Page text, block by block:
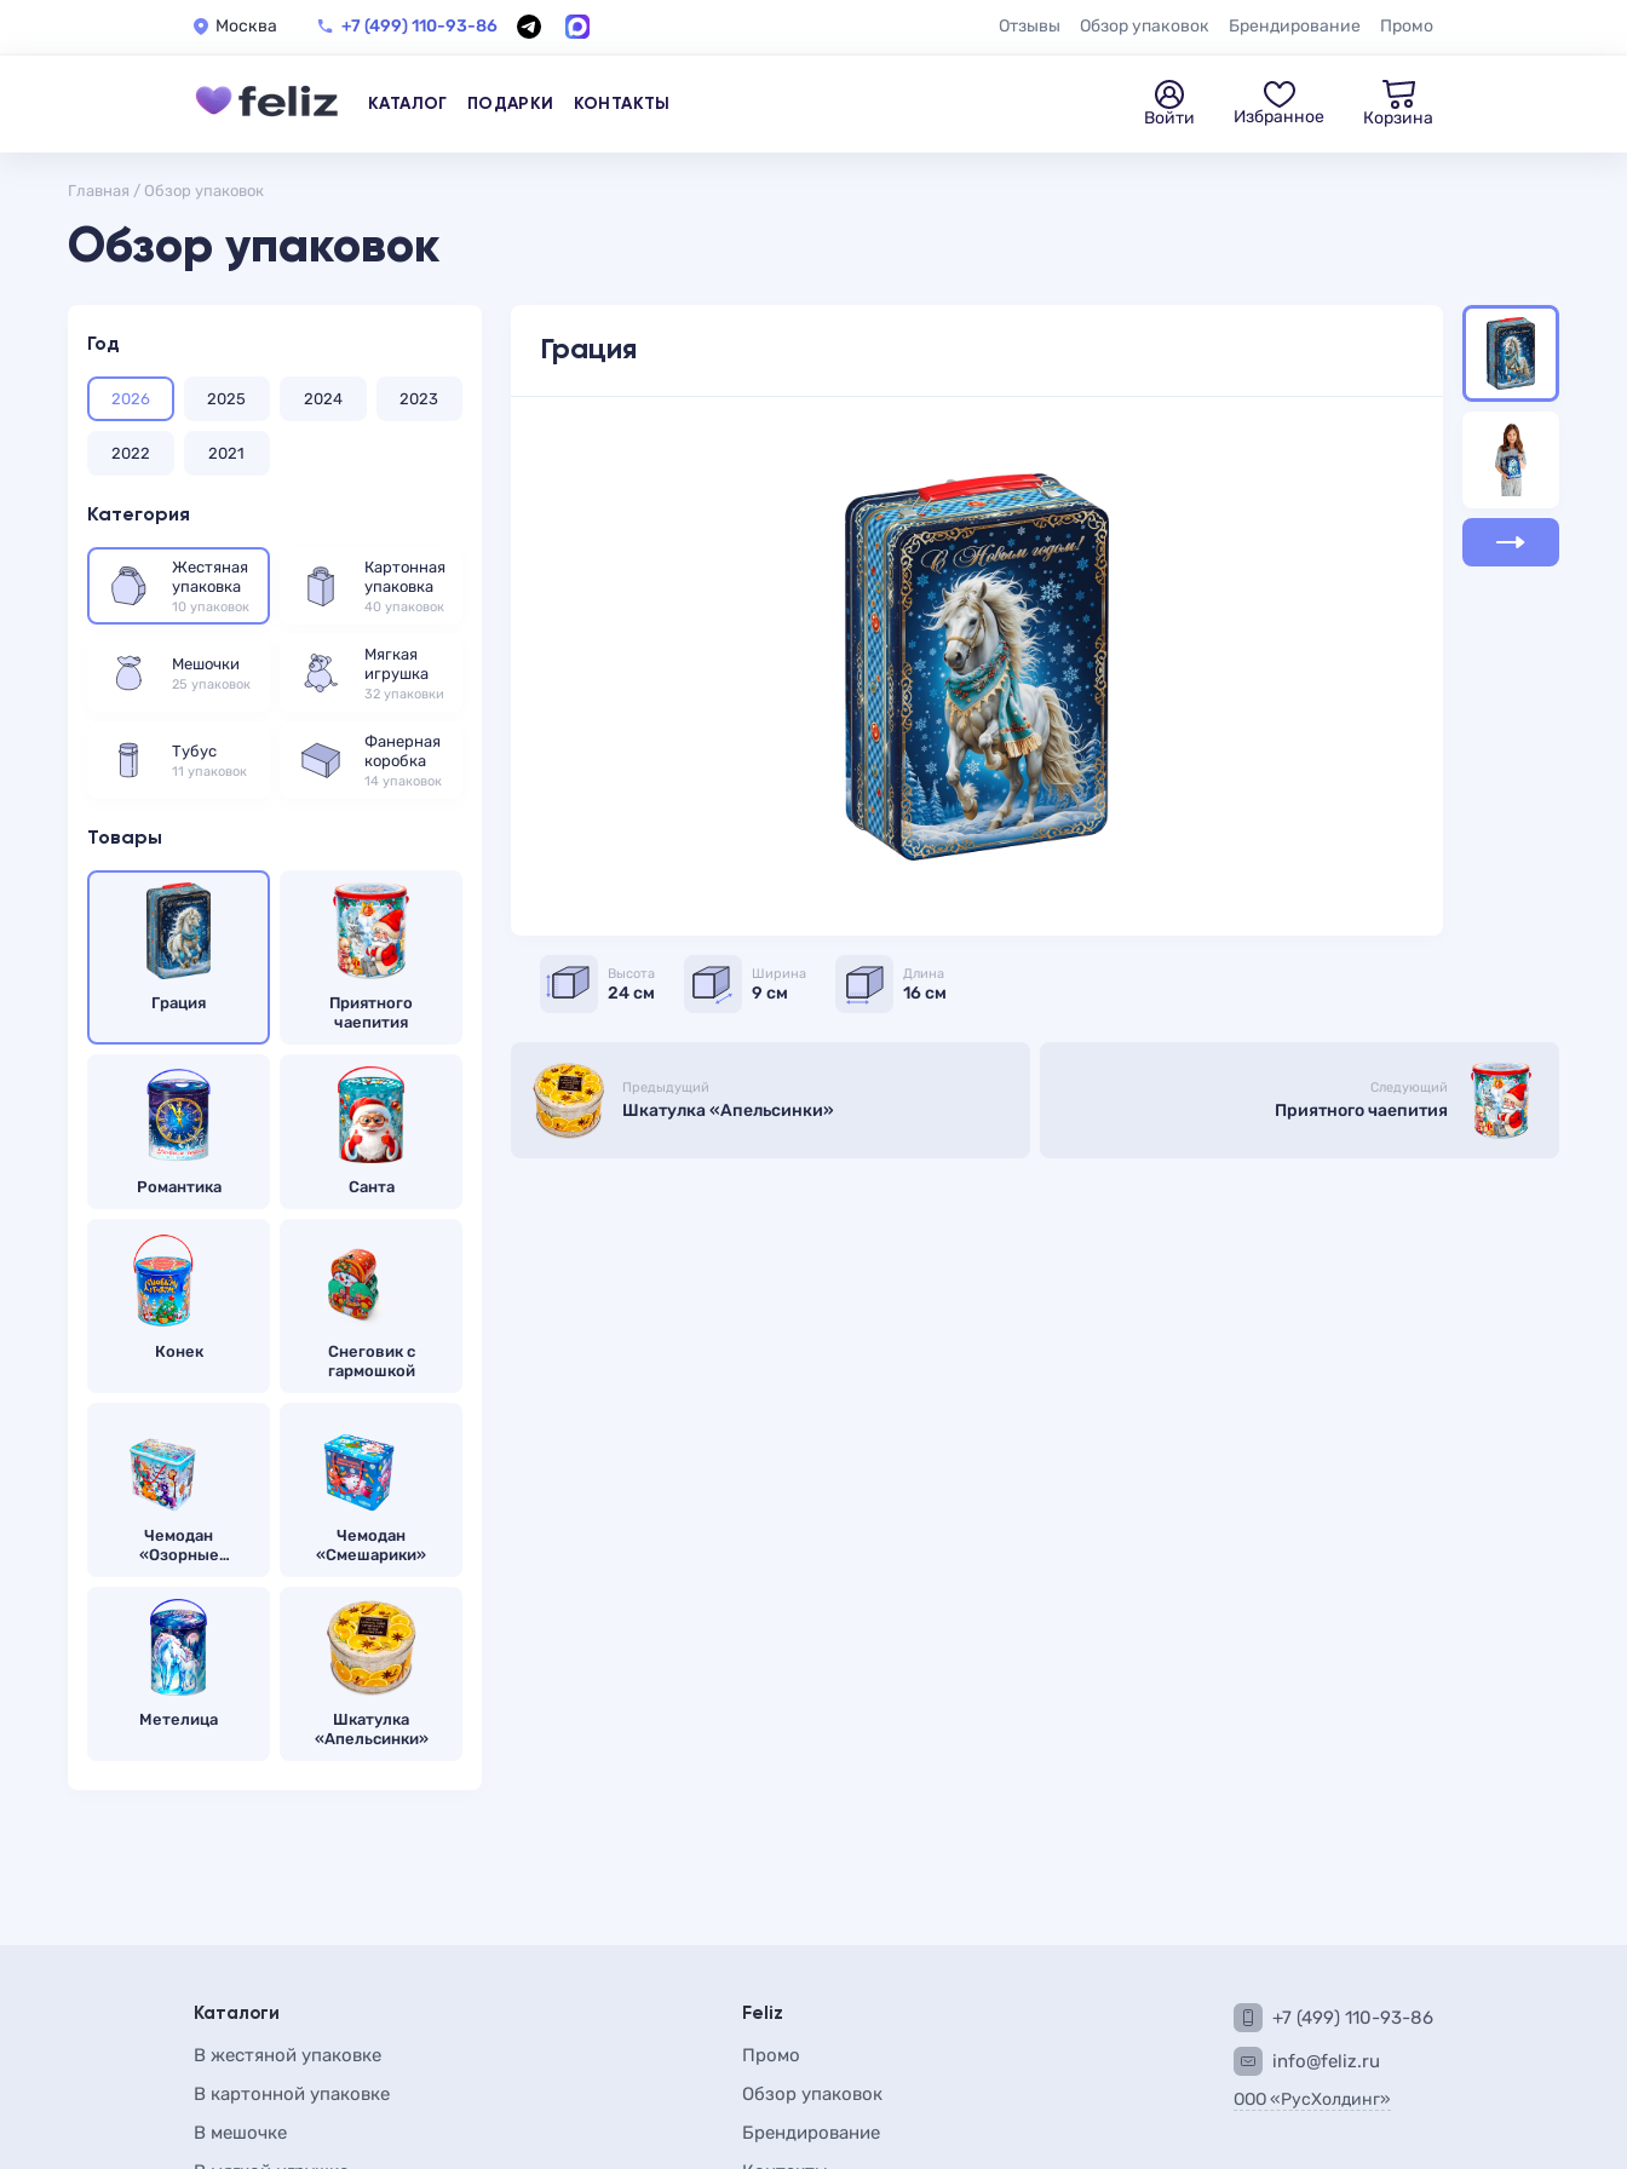
Москва +7 (499) 110-93-86 Отзывы Обзор упаковок Брендирование Промо
КАТАЛОГ ПОДАРКИ КОНТАКТЫ
Войти Избранное Корзина
Главная / Обзор упаковок
Обзор упаковок
Год
2026 2025 2024 2023
2022 2021
Категория
Жестяная
упаковка
10 упаковок
Картонная
упаковка
40 упаковок
Мешочки
25 упаковок
Мягкая
игрушка
32 упаковки
Тубус
11 упаковок
Фанерная
коробка
14 упаковок
Товары
Грация
Приятного
чаепития
Романтика Санта
Конек
Снеговик с
гармошкой
Чемодан
«Озорные
Чемодан
«Смешарики»
Метелица
Шкатулка
«Апельсинки»
Грация
Высота
24 см
Ширина
9 см
Длина
16 см
Предыдущий
Шкатулка «Апельсинки»
Следующий
Приятного чаепития
Каталоги
В жестяной упаковке
В картонной упаковке
В мешочке
Feliz
Промо
Обзор упаковок
Брендирование
+7 (499) 110-93-86
info@feliz.ru
ООО «РусХолдинг»